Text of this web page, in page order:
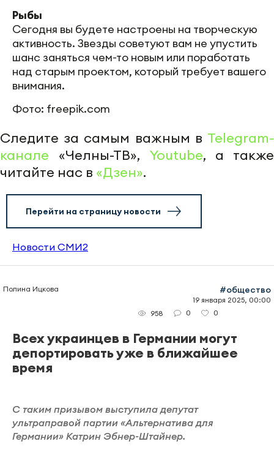
Рыбы
Сегодня вы будете настроены на творческую
активность. Звезды советуют вам не упустить
шанс заняться чем-то новым или поработать
над старым проектом, который требует вашего
внимания.
Фото: freepik.com
Следите за самым важным в Telegram-
канале «Челны-ТВ», Youtube, а также
читайте нас в «Дзен».
Перейти на страницу новости
Новости СМИ2
Полина Ицкова #общество
19 января 2025, 00:00
958
0 0
Всех украинцев в Германии могут
депортировать уже в ближайшее
время
С таким призывом выступила депутат
ультраправой партии «Альтернатива для
Германии» Катрин Эбнер-Штайнер.